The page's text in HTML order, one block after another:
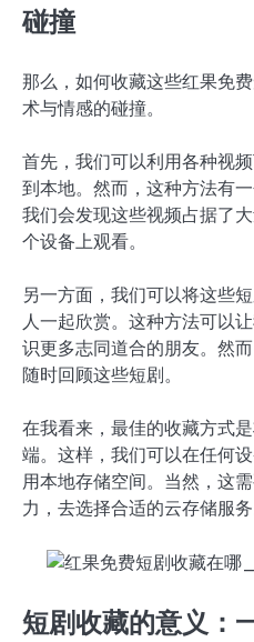
碰撞
那么，如何收藏这些红果免
术与情感的碰撞。
首先，我们可以利用各种视
到本地。然而，这种方法有
我们会发现这些视频占据了
个设备上观看。
另一方面，我们可以将这些
人一起欣赏。这种方法可以
识更多志同道合的朋友。然
随时回顾这些短剧。
在我看来，最佳的收藏方式
端。这样，我们可以在任何
用本地存储空间。当然，这
力，去选择合适的云存储服务
短剧收藏的意义：